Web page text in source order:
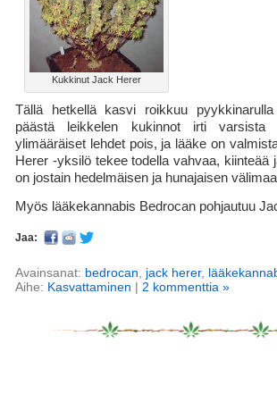
Kukkinut Jack Herer
Tällä hetkellä kasvi roikkuu
päästä leikkelen kukinnot irti varsista
ylimääräiset lehdet pois, ja lääke on
Herer -yksilö tekee todella vahvaa, kiinteää
on jostain hedelmäisen ja hunajaisen
Myös lääkekannabis Bedrocan pohjautuu
Jaa:
Avainsanat: bedrocan jack herer,
Aihe: Kasvattaminen | 2 kommenttia »